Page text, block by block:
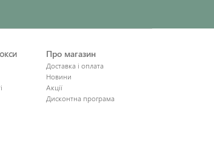
Про магазин
Доставка і оплата
Новини
Акції
Дисконтна програма